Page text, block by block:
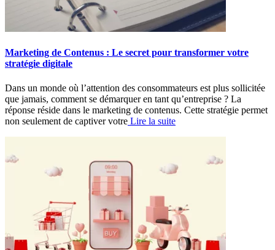
Marketing de Contenus : Le secret pour transformer votre
stratégie digitale
Dans un monde où l’attention des consommateurs est plus sollicitée
que jamais, comment se démarquer en tant qu’entreprise ? La
réponse réside dans le marketing de contenus. Cette stratégie permet
non seulement de captiver votre Lire la suite